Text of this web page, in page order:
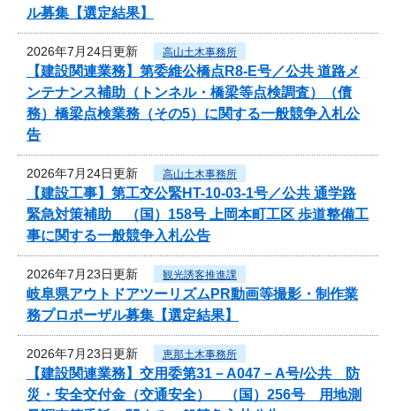
ル募集【選定結果】
2026年7月24日更新 高山土木事務所
【建設関連業務】第委維公橋点R8-E号／公共 道路メ
ンテナンス補助（トンネル・橋梁等点検調査）（債
務）橋梁点検業務（その5）に関する一般競争入札公
告
2026年7月24日更新 高山土木事務所
【建設工事】第工交公緊HT-10-03-1号／公共 通学路
緊急対策補助 （国）158号 上岡本町工区 歩道整備工
事に関する一般競争入札公告
2026年7月23日更新 観光誘客推進課
岐阜県アウトドアツーリズムPR動画等撮影・制作業
務プロポーザル募集【選定結果】
2026年7月23日更新 恵那土木事務所
【建設関連業務】交用委第31－A047－A号/公共 防
災・安全交付金（交通安全） （国）256号 用地測